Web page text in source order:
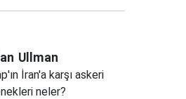
Ullman
İran'a karşı askeri
neler?